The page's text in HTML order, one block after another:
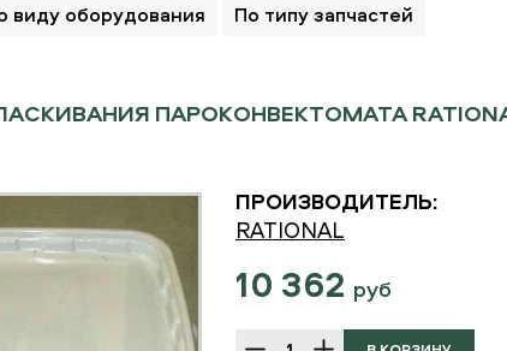
виду оборудования По типу запчастей
ПАРОКОНВЕКТОМАТА
ПРОИЗВОДИТЕЛЬ:
RATIONAL
10 362 руб